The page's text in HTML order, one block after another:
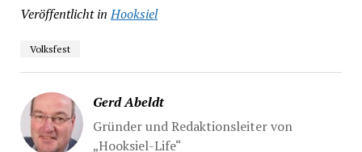
Veröffentlicht in Hooksiel
Volksfest
Gerd Abeldt
Gründer und Redaktionsleiter von
„Hooksiel-Life“